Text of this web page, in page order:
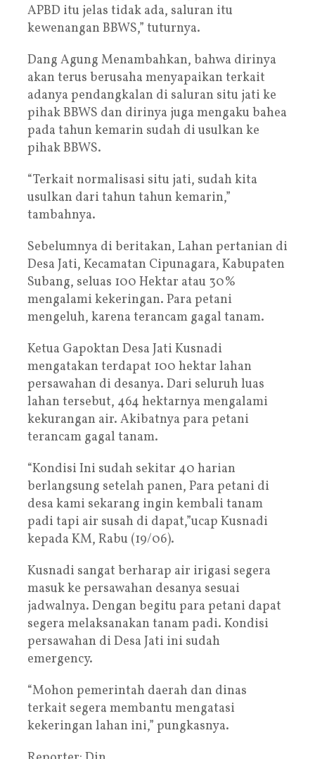
APBD itu jelas tidak ada, saluran itu
kewenangan BBWS,” tuturnya.
Dang Agung Menambahkan, bahwa dirinya
akan terus berusaha menyapaikan terkait
adanya pendangkalan di saluran situ jati ke
pihak BBWS dan dirinya juga mengaku bahea
pada tahun kemarin sudah di usulkan ke
pihak BBWS.
“Terkait normalisasi situ jati, sudah kita
usulkan dari tahun tahun kemarin,”
tambahnya.
Sebelumnya di beritakan, Lahan pertanian di
Desa Jati, Kecamatan Cipunagara, Kabupaten
Subang, seluas 100 Hektar atau 30%
mengalami kekeringan. Para petani
mengeluh, karena terancam gagal tanam.
Ketua Gapoktan Desa Jati Kusnadi
mengatakan terdapat 100 hektar lahan
persawahan di desanya. Dari seluruh luas
lahan tersebut, 464 hektarnya mengalami
kekurangan air. Akibatnya para petani
terancam gagal tanam.
“Kondisi Ini sudah sekitar 40 harian
berlangsung setelah panen, Para petani di
desa kami sekarang ingin kembali tanam
padi tapi air susah di dapat,”ucap Kusnadi
kepada KM, Rabu (19/06).
Kusnadi sangat berharap air irigasi segera
masuk ke persawahan desanya sesuai
jadwalnya. Dengan begitu para petani dapat
segera melaksanakan tanam padi. Kondisi
persawahan di Desa Jati ini sudah
emergency.
“Mohon pemerintah daerah dan dinas
terkait segera membantu mengatasi
kekeringan lahan ini,” pungkasnya.